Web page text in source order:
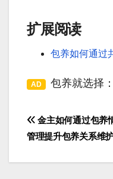
扩展阅读
包养如何通过
AD 包养就选择：
文
导
金主如何通过包养
管理提升包养关系维